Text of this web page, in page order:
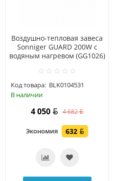
Воздушно-тепловая завеса
Sonniger GUARD 200W с
водяным нагревом (GG1026)
Код товара: BLK0104531
В наличии
4 050 4 682
Экономия 632